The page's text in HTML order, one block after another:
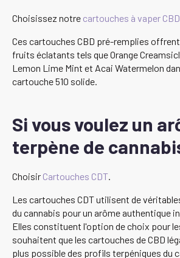
Choisissez notre cartouches à vaper
Ces cartouches CBD pré-remplies
fruits éclatants tels que Orange
Lemon Lime Mint et Acai Watermelon
cartouche 510 solide.
Si vous voulez un
terpène de
Choisir Cartouches CDT.
Les cartouches CDT utilisent de
du cannabis pour un arôme authentique
Elles constituent l'option de choix pour
souhaitent que les cartouches de CBD
plus possible des profils terpéniques du